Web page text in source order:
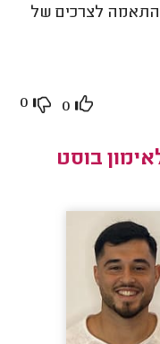
לצרכים של
0
0
בוסט